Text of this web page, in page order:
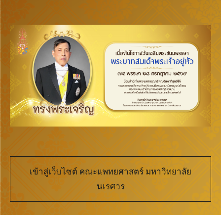
เข้าสู่เว็บไซต์ คณะแพทยศาสตร์ มหาวิทยาลัย
นเรศวร